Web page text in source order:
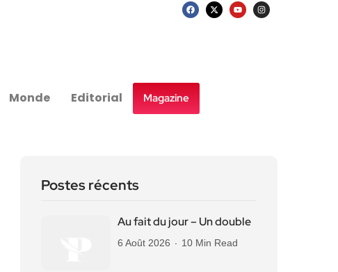
Monde Editorial Magazine
Postes récents
Au fait du jour – Un double
6 Août 2026 10 Min Read